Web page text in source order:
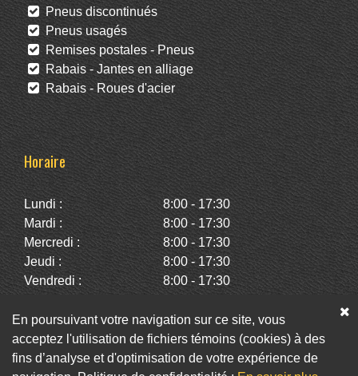
Pneus discontinués
Pneus usagés
Remises postales - Pneus
Rabais - Jantes en alliage
Rabais - Roues d'acier
Horaire
Lundi :
8:00 - 17:30
Mardi :
8:00 - 17:30
Mercredi :
8:00 - 17:30
Jeudi :
8:00 - 17:30
Vendredi :
8:00 - 17:30
Dimanche :
Fermé
Facebook Twitter Infolettre
En poursuivant votre navigation sur ce site, vous
acceptez l'utilisation de fichiers témoins (cookies) à des
fins d’analyse et d'optimisation de votre expérience de